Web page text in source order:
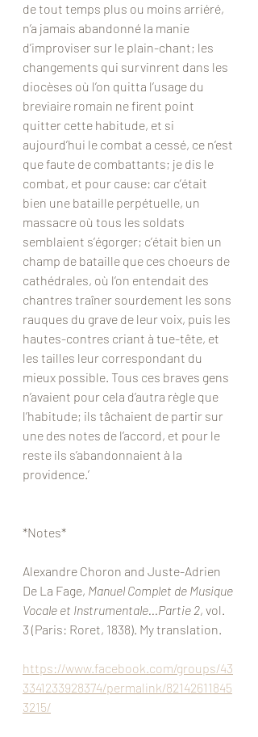
de tout temps plus ou moins arriéré,
n’a jamais abandonné la manie
d’improviser sur le plain-chant; les
changements qui survinrent dans les
diocèses où l’on quitta l’usage du
breviaire romain ne firent point
quitter cette habitude, et si
aujourd’hui le combat a cessé, ce n’est
que faute de combattants; je dis le
combat, et pour cause: car c’était
bien une bataille perpétuelle, un
massacre où tous les soldats
semblaient s’égorger; c’était bien un
champ de bataille que ces choeurs de
cathédrales, où l’on entendait des
chantres traîner sourdement les sons
rauques du grave de leur voix, puis les
hautes-contres criant à tue-tête, et
les tailles leur correspondant du
mieux possible. Tous ces braves gens
n’avaient pour cela d’autra règle que
l’habitude; ils tâchaient de partir sur
une des notes de l’accord, et pour le
reste ils s’abandonnaient à la
providence.’
*Notes*
Alexandre Choron and Juste-Adrien
De La Fage, Manuel Complet de Musique
Vocale et Instrumentale...Partie 2, vol.
3 (Paris: Roret, 1838). My translation.
https://www.facebook.com/groups/43
3341233928374/permalink/82142611845
3215/